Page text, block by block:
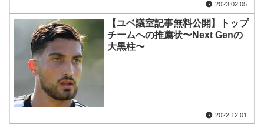
2023.02.05
【ユベ議室記事無料公開】トップ
チームへの推薦状〜Next Genの
大黒柱〜
2022.12.01